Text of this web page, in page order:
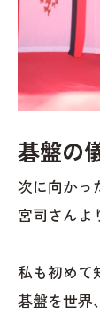
碁盤の
次に向かっ
宮司さんよ
私も初めて
碁盤を世界